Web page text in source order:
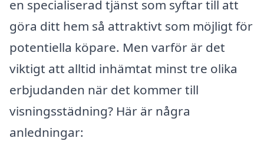
en specialiserad tjänst som syftar till att
göra ditt hem så attraktivt som möjligt för
potentiella köpare. Men varför är det
viktigt att alltid inhämtat minst tre olika
erbjudanden när det kommer till
visningsstädning? Här är några
anledningar: